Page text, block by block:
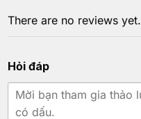
There are no reviews yet.
Hỏi đáp